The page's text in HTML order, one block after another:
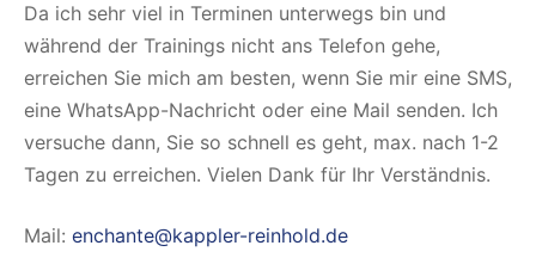
Da ich sehr viel in Terminen unterwegs bin und
während der Trainings nicht ans Telefon gehe,
erreichen Sie mich am besten, wenn Sie mir eine SMS,
eine WhatsApp-Nachricht oder eine Mail senden. Ich
versuche dann, Sie so schnell es geht, max. nach 1-2
Tagen zu erreichen. Vielen Dank für Ihr Verständnis.
Mail: enchante@kappler-reinhold.de